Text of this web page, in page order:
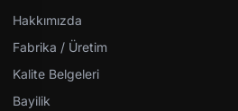
Hakkımızda
Fabrika / Üretim
Kalite Belgeleri
Bayilik